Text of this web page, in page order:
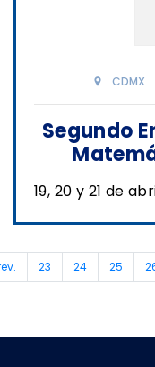
CDMX
Segundo
19, 20 y 21 de
23 24 25